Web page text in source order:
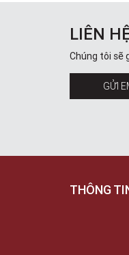
LIÊN
Chúng tôi sẽ
GỬI
THÔNG